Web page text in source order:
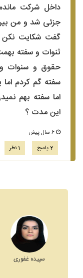
داخل شرکت
جزئی شد و من
ثنوات و سفته
حقوق و سنوات
سفته گم کردم
اما سفته بهم
این مدت ؟
2 پاسخ
1 نظر
سپیده غفوری